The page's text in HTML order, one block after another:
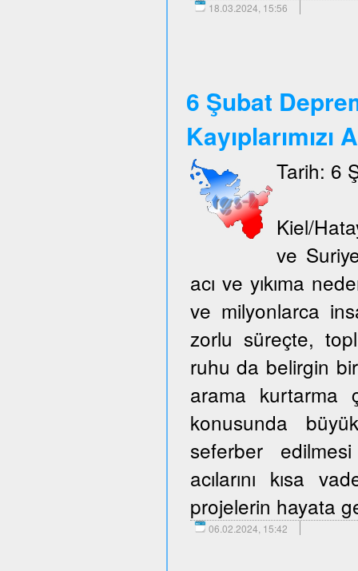
18.03.2024, 15:56
6 Şubat
Kayıplarımızı
Tarih: 6
Kiel/
ve
acı ve yıkıma
ve milyonlarca
zorlu süreçte,
ruhu da belirgin bir
arama kurtarma
konusunda
seferber
acılarını kısa
projelerin hayata
06.02.2024, 15:42